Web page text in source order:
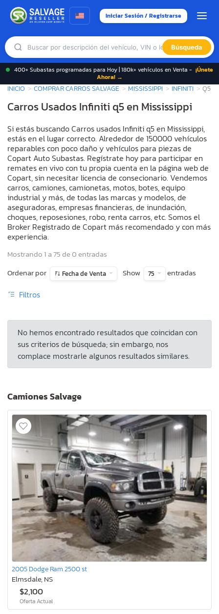
Iniciar Sesión / Registrarse
Búsqueda
400+ Subastas programadas para Hoy | 180k+ vehículos en Venta - ¡Únete
Ahora! →
INICIO COMPRAR CARROS SALVAGE MISSISSIPPI INFINITI Q5
Carros Usados Infiniti q5 en Mississippi
Si estás buscando Carros usados Infiniti q5 en Mississippi,
estás en el lugar correcto. Alrededor de 150000 vehículos
reparables con poco daño y vehículos para piezas de
Copart Auto Subastas. Regístrate hoy para participar en
remates en vivo con tu propia cuenta en la página web de
Copart, sin necesitar licencia de consecionario. Vendemos
carros, camiones, camionetas, motos, botes, equipo
industrial y más, de todas las marcas y modelos, de
aseguradoras, empresas financieras, de inundación,
choques, reposesiones, robo, renta carros, etc. Somos el
Broker Registrado de Copart más recomendado y con más
experiencia.
Mostrando 1 a 75 de 0 entradas
Ordenar por
Fecha de Venta Show 75 entradas
Filtros
No hemos encontrado resultados que coincidan con
sus criterios de búsqueda; sin embargo, nos
complace mostrarle algunos resultados similares.
Camiones Salvage
2005 Dodge Ram 2500 st
Elmsdale, NS
$2,100
Oferta Actual